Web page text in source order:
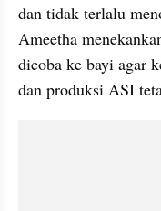
dan tidak terlalu
Ameetha
dicoba ke bayi agar
dan produksi ASI